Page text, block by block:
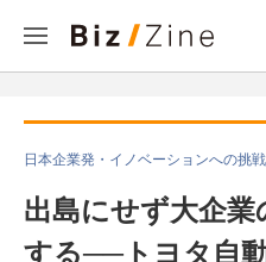
日本企業発・イノベーションへの挑
出島にせず大企
する──トヨタ自